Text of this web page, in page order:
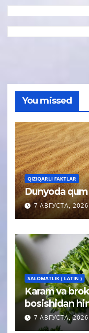
You missed
QIZIQARLI FAKTLAR
Dunyoda
7 АВГУСТА, 2026
SALOMATLIK ( LATIN )
Karam va
bosishidan
topildi
7 АВГУСТА, 2026